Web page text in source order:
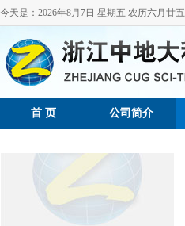
今天是： 2026年8月7日 星期五 农历六月廿五
首 页 公司简介